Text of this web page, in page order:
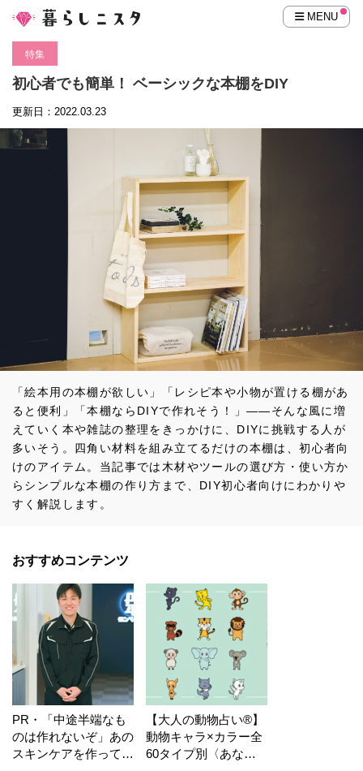
MENU
特集
初心者でも簡単！ ベーシックな本棚をDIY
更新日：2022.03.23
「絵本用の本棚が欲しい」「レシピ本や小物が置ける棚があ
ると便利」「本棚ならDIYで作れそう！」――そんな風に増
えていく本や雑誌の整理をきっかけに、DIYに挑戦する人が
多いそう。四角い材料を組み立てるだけの本棚は、初心者向
けのアイテム。当記事では木材やツールの選び方・使い方か
らシンプルな本棚の作り方まで、DIY初心者向けにわかりや
すく解説します。
おすすめコンテンツ
PR・「中途半端なも
のは作れないぞ」あの
スキンケアを作ってい
【大人の動物占い®】
動物キャラ×カラー全
60タイプ別〈あなた